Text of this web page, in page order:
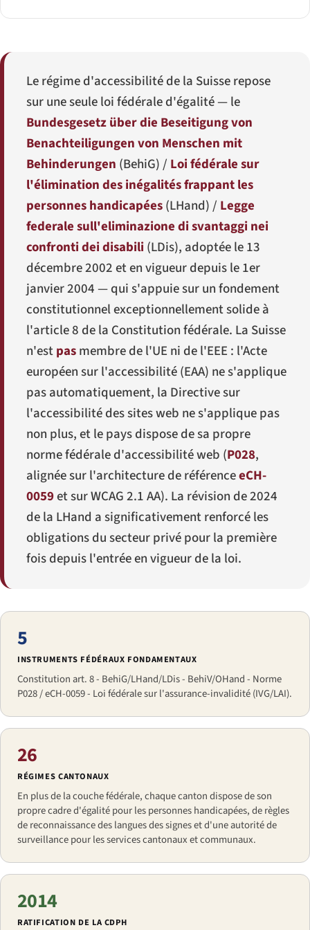
Le régime d'accessibilité de la Suisse repose
sur une seule loi fédérale d'égalité — le
Bundesgesetz über die Beseitigung von
Benachteiligungen von Menschen mit
Behinderungen (BehiG) / Loi fédérale sur
l'élimination des inégalités frappant les
personnes handicapées(LHand) / Legge
federale sull'eliminazione di svantaggi nei
confronti dei disabili (LDis), adoptée le 13
décembre 2002 et en vigueur depuis le 1er
janvier 2004 — qui s'appuie sur un fondement
constitutionnel exceptionnellement solide à
l'article 8 de la Constitution fédérale. La Suisse
n'estpasmembre de l'UE ni de l'EEE : l'Acte
européen sur l'accessibilité (EAA) ne s'applique
pas automatiquement, la Directive sur
l'accessibilité des sites web ne s'applique pas
non plus, et le pays dispose de sa propre
norme fédérale d'accessibilité web (P028,
alignée sur l'architecture de référenceeCH-
0059et sur WCAG 2.1 AA). La révision de 2024
de la LHand a significativement renforcé les
obligations du secteur privé pour la première
fois depuis l'entrée en vigueur de la loi.
5
INSTRUMENTS FÉDÉRAUX FONDAMENTAUX
Constitution art. 8 - BehiG/LHand/LDis - BehiV/OHand - Norme
P028 / eCH-0059 - Loi fédérale sur l'assurance-invalidité (IVG/LAI).
26
RÉGIMES CANTONAUX
En plus de la couche fédérale, chaque canton dispose de son
propre cadre d'égalité pour les personnes handicapées, de règles
de reconnaissance des langues des signes et d'une autorité de
surveillance pour les services cantonaux et communaux.
2014
RATIFICATION DE LA CDPH